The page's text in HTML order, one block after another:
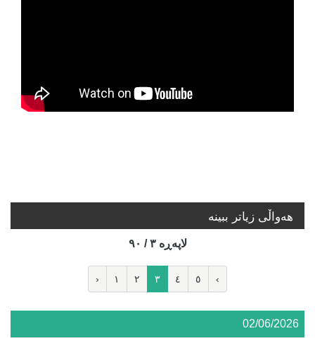
هه‌واڵی زیاتر ببینە
لاپه‌ڕه‌ ٣ / ٩٠
‹ ١ ٢ ٣ ٤ ٥ ›
02/06/2026